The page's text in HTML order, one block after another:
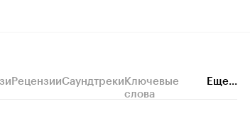
РецензииСаундтрекиКлючевые
слова
Еще...